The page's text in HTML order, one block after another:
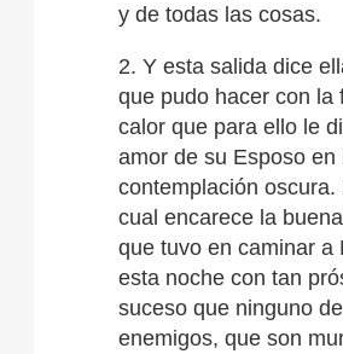
y de todas las cosas.
2. Y esta salida dice
que pudo hacer con la
calor que para ello le
amor de su Esposo en
contemplación oscura.
cual encarece la
que tuvo en caminar a
esta noche con tan
suceso que ninguno
enemigos, que son